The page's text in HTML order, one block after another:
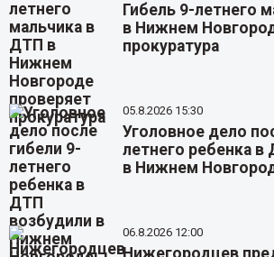
Гибель 9-летнего
в Нижнем
прокуратура
05.8.2026 15:30
Уголовное дело
летнего ребенка
в Нижнем
06.8.2026 12:00
Нижегородцев